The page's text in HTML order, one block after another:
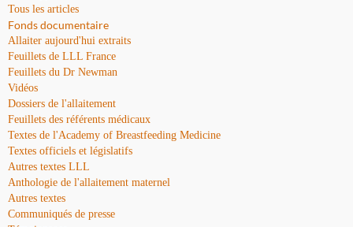
Tous les articles
Fonds documentaire
Allaiter aujourd'hui extraits
Feuillets de LLL France
Feuillets du Dr Newman
Vidéos
Dossiers de l'allaitement
Feuillets des référents médicaux
Textes de l'Academy of Breastfeeding Medicine
Textes officiels et législatifs
Autres textes LLL
Anthologie de l'allaitement maternel
Autres textes
Communiqués de presse